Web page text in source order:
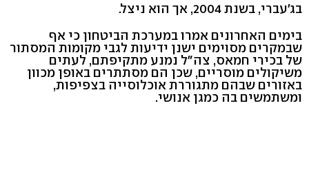
בג'עברי, בשנת 2004, אך הוא ניצל.
בימים האחרונים אמרו במערכת הביטחון כי אף
שבמקרים מסוימים ישנן ידיעות לגבי מקומות המסתור
של בכירי חמאס, צה"ל נמנע מתקיפתם, לעתים
משיקולים מוסריים, שכן הם מסתתרים באופן מכוון
באזורים שבהם מתגוררת אוכלוסייה בצפיפות,
ומשתמשים בה כמגן אנושי.